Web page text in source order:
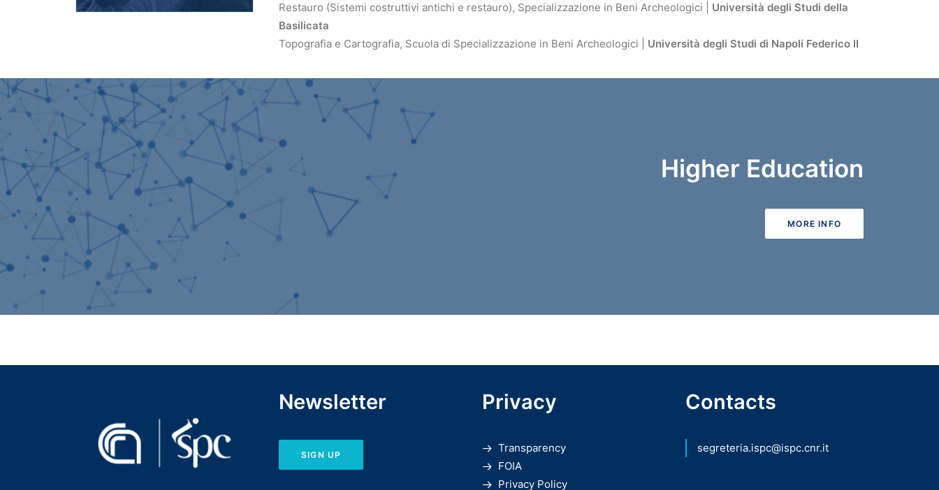
Restauro (Sistemi costruttivi antichi e restauro), Specializzazione in Beni Archeologici | Università degli Studi della
Basilicata
Topografia e Cartografia, Scuola di Specializzazione in Beni Archeologici | Università degli Studi di Napoli Federico II
Higher Education
MORE INFO
Newsletter
SIGN UP
Privacy
Transparency
FOIA
Privacy Policy
Contacts
segreteria.ispc@ispc.cnr.it